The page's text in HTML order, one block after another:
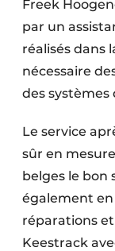
Freek
par un
réalisés dans
nécessaire
des systèmes
Le service
sûr en
belges le bon
également
réparations
Keestrack